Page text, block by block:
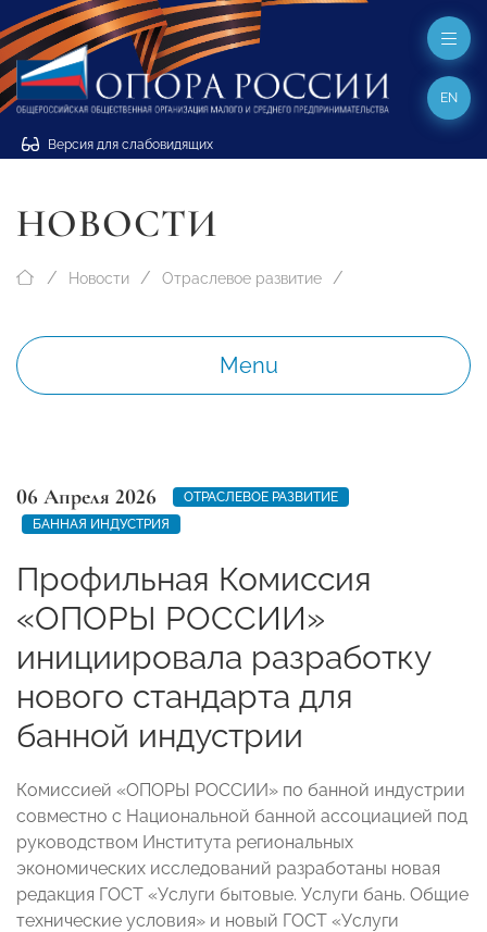
Версия для слабовидящих
EN
НОВОСТИ
Новости Отраслевое развитие
Menu
06 Апреля 2026
ОТРАСЛЕВОЕ РАЗВИТИЕ
БАННАЯ ИНДУСТРИЯ
Профильная Комиссия
«ОПОРЫ РОССИИ»
инициировала разработку
нового стандарта для
банной индустрии
Комиссией «ОПОРЫ РОССИИ» по банной индустрии
совместно с Национальной банной ассоциацией под
руководством Института региональных
экономических исследований разработаны новая
редакция ГОСТ «Услуги бытовые. Услуги бань. Общие
технические условия» и новый ГОСТ «Услуги